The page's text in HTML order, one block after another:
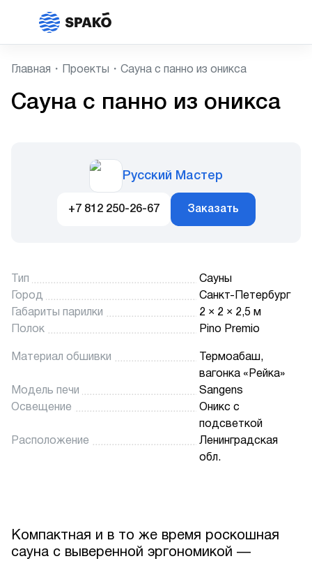
Главная Проекты Сауна с панно из оникса
Сауна с панно из оникса
Русский Мастер
+7 812 250-26-67 Заказать
Тип
Сауны
Город
Санкт-Петербург
Габариты парилки
2 × 2 × 2,5 м
Полок
Pino Premio
Материал обшивки
Термоабаш,
вагонка «Рейка»
Модель печи
Sangens
Освещение
Оникс с
подсветкой
Расположение
Ленинградская
обл.
Компактная и в то же время роскошная
сауна с выверенной эргономикой —